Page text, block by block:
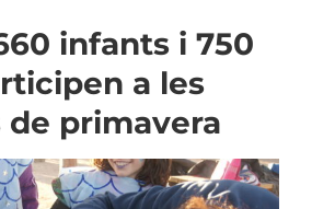
infants i 750
a les
primavera